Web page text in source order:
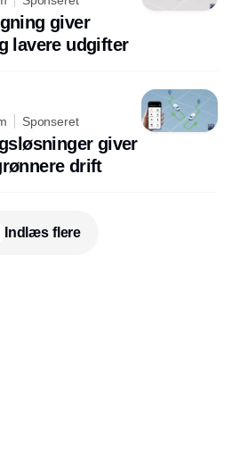
giver
lavere udgifter
Sponseret
giver
drift
Indlæs flere